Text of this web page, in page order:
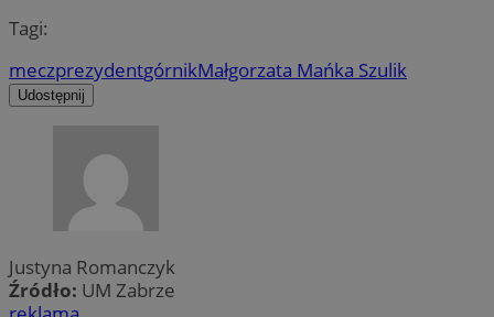
Tagi:
meczprezydentgórnikMałgorzata Mańka Szulik
Udostępnij
Justyna Romanczyk
Źródło: UM Zabrze